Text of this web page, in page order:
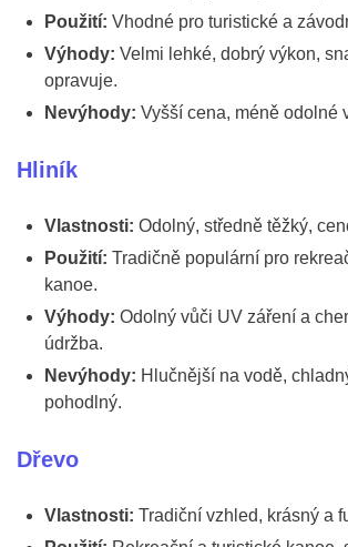
Použití: Vhodné pro turistické a
Výhody: Velmi lehké, dobrý výkon,
opravuje.
Nevýhody: Vyšší cena, méně odolné
Hliník
Vlastnosti: Odolný, středně těžký,
Použití: Tradičně populární pro
kanoe.
Výhody: Odolný vůči UV záření a
údržba.
Nevýhody: Hlučnější na vodě,
pohodlný.
Dřevo
Vlastnosti: Tradiční vzhled, krásný a